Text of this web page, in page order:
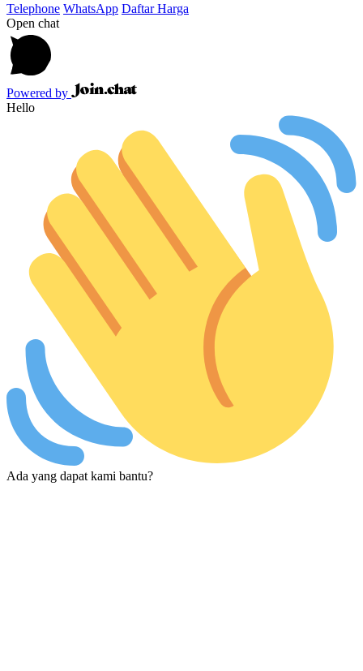
Telephone WhatsApp Daftar Harga
Open chat
Powered by
Hello
Ada yang dapat kami bantu?